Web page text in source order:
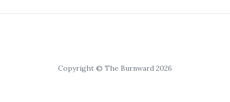
Copyright © The Burnward 2026